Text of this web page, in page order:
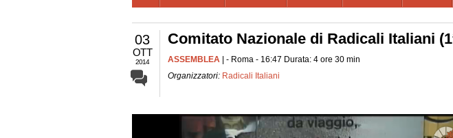
03
OTT
2014
Comitato Nazionale di Radicali Italiani
ASSEMBLEA | - Roma - 16:47 Durata: 4 ore 30 min
Organizzatori: Radicali Italiani